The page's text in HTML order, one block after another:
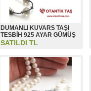
DUMANLI KUVARS TAŞI
TESBİH 925 AYAR GÜMÜŞ
SATILDI TL